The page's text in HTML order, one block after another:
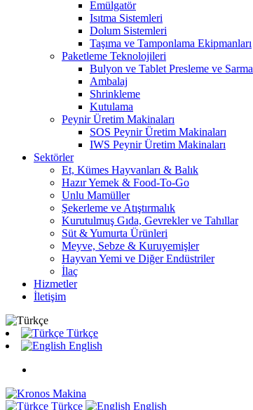
Emülgatör
Isıtma Sistemleri
Dolum Sistemleri
Taşıma ve Tamponlama Ekipmanları
Paketleme Teknolojileri
Bulyon ve Tablet Presleme ve Sarma
Ambalaj
Shrinkleme
Kutulama
Peynir Üretim Makinaları
SOS Peynir Üretim Makinaları
IWS Peynir Üretim Makinaları
Sektörler
Et, Kümes Hayvanları & Balık
Hazır Yemek & Food-To-Go
Unlu Mamüller
Şekerleme ve Atıştırmalık
Kurutulmuş Gıda, Gevrekler ve Tahıllar
Süt & Yumurta Ürünleri
Meyve, Sebze & Kuruyemişler
Hayvan Yemi ve Diğer Endüstriler
İlaç
Hizmetler
İletişim
Türkçe
English
Türkçe English